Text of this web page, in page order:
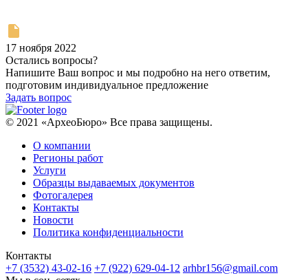
17 ноября 2022
Остались вопросы?
Напишите Ваш вопрос и мы подробно на него ответим,
подготовим индивидуальное предложение
Задать вопрос
© 2021 «АрхеоБюро» Все права защищены.
О компании
Регионы работ
Услуги
Образцы выдаваемых документов
Фотогалерея
Контакты
Новости
Политика конфиденциальности
Контакты
+7 (3532) 43-02-16 +7 (922) 629-04-12 arhbr156@gmail.com